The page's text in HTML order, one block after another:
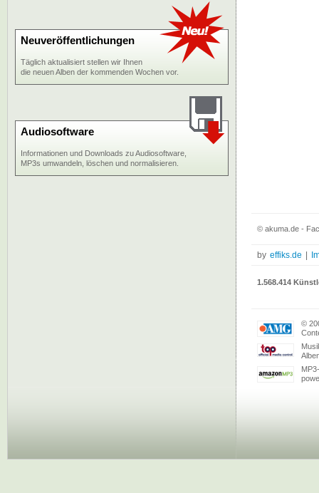
Neuveröffentlichungen
Täglich aktualisiert stellen wir Ihnen
die neuen Alben der kommenden Wochen vor.
Audiosoftware
Informationen und Downloads zu Audiosoftware,
MP3s umwandeln, löschen und normalisieren.
© akuma.de -
by effiks.de
1.568.414
©